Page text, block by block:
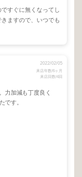
すぐに無くなってし
ますので、いつでも
2022/02/05
来店年数/6ヶ月
来店回数/4回
力加減も丁度良く
です。